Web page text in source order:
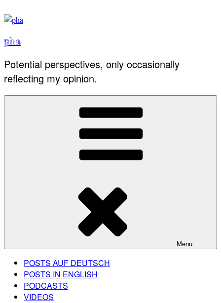
to
pha
Potential perspectives, only occasionally
reflecting my opinion.
Menu
POSTS AUF DEUTSCH
POSTS IN ENGLISH
PODCASTS
VIDEOS